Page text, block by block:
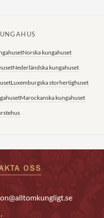
Norska kungahuset
Nederländska kungahuset
Luxemburgska storhertighuset
Marockanska kungahuset
OSS